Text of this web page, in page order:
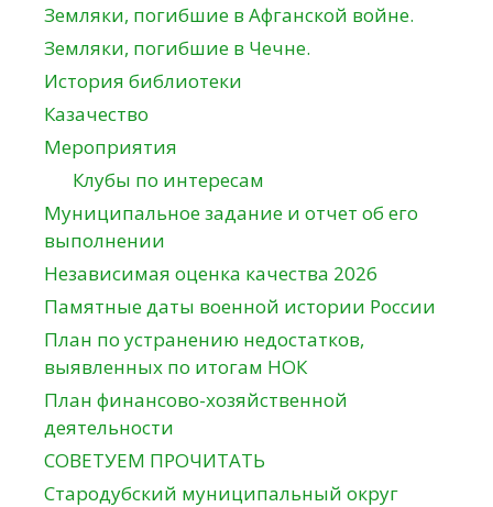
Земляки, погибшие в Афганской войне.
Земляки, погибшие в Чечне.
История библиотеки
Казачество
Мероприятия
Клубы по интересам
Муниципальное задание и отчет об его
выполнении
Независимая оценка качества 2026
Памятные даты военной истории России
План по устранению недостатков,
выявленных по итогам НОК
План финансово-хозяйственной
деятельности
СОВЕТУЕМ ПРОЧИТАТЬ
Стародубский муниципальный округ